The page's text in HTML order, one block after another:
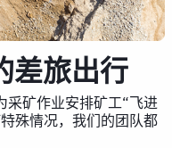
差旅出行
采矿作业安排矿工“飞进
殊情况，我们的团队都